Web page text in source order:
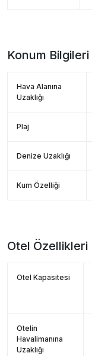
Konum Bilgileri
Hava Alanına
Uzaklığı
Plaj
Denize Uzaklığı
Kum Özelliği
Otel Özellikleri
Otel Kapasitesi
Otelin
Havalimanına
Uzaklığı